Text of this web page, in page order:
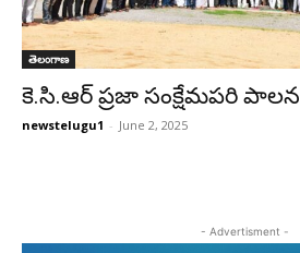
తెలంగాణ
కె.సి.ఆర్ ప్రజా సంక్షేమపరి పాలన
newstelugu1 - June 2, 2025
- Advertisment -